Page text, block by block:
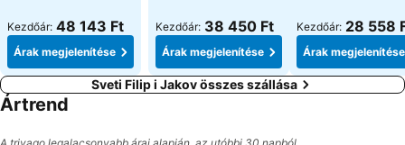
Kezdőár: 48 143 Ft
Árak megjelenítése
Kezdőár: 38 450 Ft
Árak megjelenítése
Kezdőár: 28 558
Árak megjelenítése
Sveti Filip i Jakov összes szállása
Ártrend